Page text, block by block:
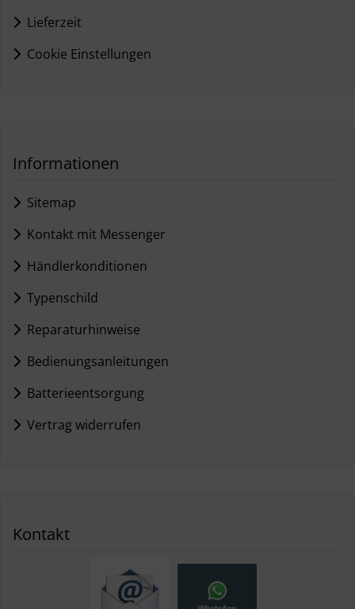
Lieferzeit
Cookie Einstellungen
Informationen
Sitemap
Kontakt mit Messenger
Händlerkonditionen
Typenschild
Reparaturhinweise
Bedienungsanleitungen
Batterieentsorgung
Vertrag widerrufen
Kontakt